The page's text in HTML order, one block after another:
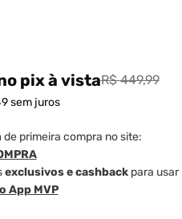
pixà vistaR$ 449,99
sem juros
de primeira compra no site:
exclusivos e cashbackpara usar
App MVP